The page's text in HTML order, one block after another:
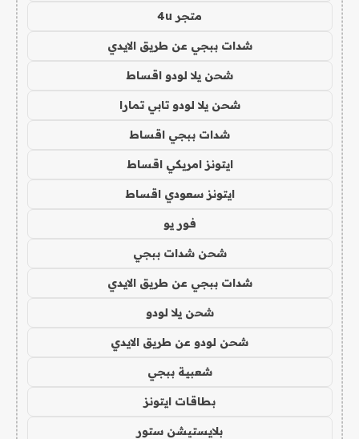
متجر 4u
شدات ببجي عن طريق الايدي
شحن يلا لودو اقساط
شحن يلا لودو تابي تمارا
شدات ببجي اقساط
ايتونز امريكي اقساط
ايتونز سعودي اقساط
فور يو
شحن شدات ببجي
شدات ببجي عن طريق الايدي
شحن يلا لودو
شحن لودو عن طريق الايدي
شعبية ببجي
بطاقات ايتونز
بلايستيشن ستور